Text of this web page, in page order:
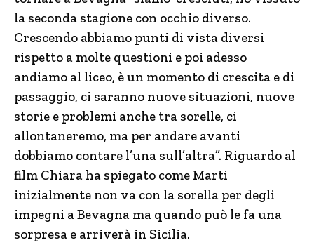
la seconda stagione con occhio diverso.
Crescendo abbiamo punti di vista diversi
rispetto a molte questioni e poi adesso
andiamo al liceo, è un momento di crescita e di
passaggio, ci saranno nuove situazioni, nuove
storie e problemi anche tra sorelle, ci
allontaneremo, ma per andare avanti
dobbiamo contare l’una sull’altra”. Riguardo al
film Chiara ha spiegato come Marti
inizialmente non va con la sorella per degli
impegni a Bevagna ma quando può le fa una
sorpresa e arriverà in Sicilia.